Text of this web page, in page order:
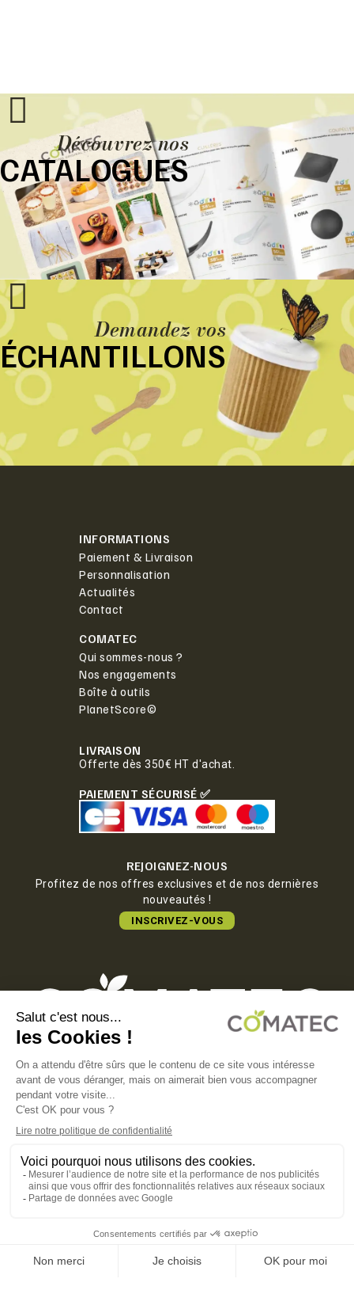
Découvrez nos
CATALOGUES
Demandez vos
ÉCHANTILLONS
INFORMATIONS
Paiement & Livraison
Personnalisation
Actualités
Contact
COMATEC
Qui sommes-nous ?
Nos engagements
Boîte à outils
PlanetScore©
LIVRAISON
Offerte dès 350€ HT d'achat.
PAIEMENT SÉCURISÉ ✅
REJOIGNEZ-NOUS
Profitez de nos offres exclusives et de nos dernières
nouveautés !
INSCRIVEZ-VOUS
COMATEC PACKAGING
Boulevard François-Xavier Fafeur
11000 Carcassonne, FRANCE
POLITIQUE DE CONFIDENTIALITÉ
POLITIQUE EN MATIÈRE DE COOKIES
CGV